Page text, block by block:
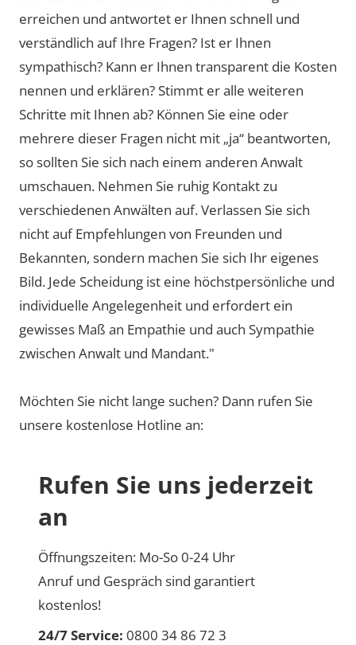
erreichen und antwortet er Ihnen schnell und
verständlich auf Ihre Fragen? Ist er Ihnen
sympathisch? Kann er Ihnen transparent die Kosten
nennen und erklären? Stimmt er alle weiteren
Schritte mit Ihnen ab? Können Sie eine oder
mehrere dieser Fragen nicht mit „ja“ beantworten,
so sollten Sie sich nach einem anderen Anwalt
umschauen. Nehmen Sie ruhig Kontakt zu
verschiedenen Anwälten auf. Verlassen Sie sich
nicht auf Empfehlungen von Freunden und
Bekannten, sondern machen Sie sich Ihr eigenes
Bild. Jede Scheidung ist eine höchstpersönliche und
individuelle Angelegenheit und erfordert ein
gewisses Maß an Empathie und auch Sympathie
zwischen Anwalt und Mandant."
Möchten Sie nicht lange suchen? Dann rufen Sie
unsere kostenlose Hotline an:
Rufen Sie uns jederzeit
an
Öffnungszeiten: Mo-So 0-24 Uhr
Anruf und Gespräch sind garantiert
kostenlos!
24/7 Service: 0800 34 86 72 3